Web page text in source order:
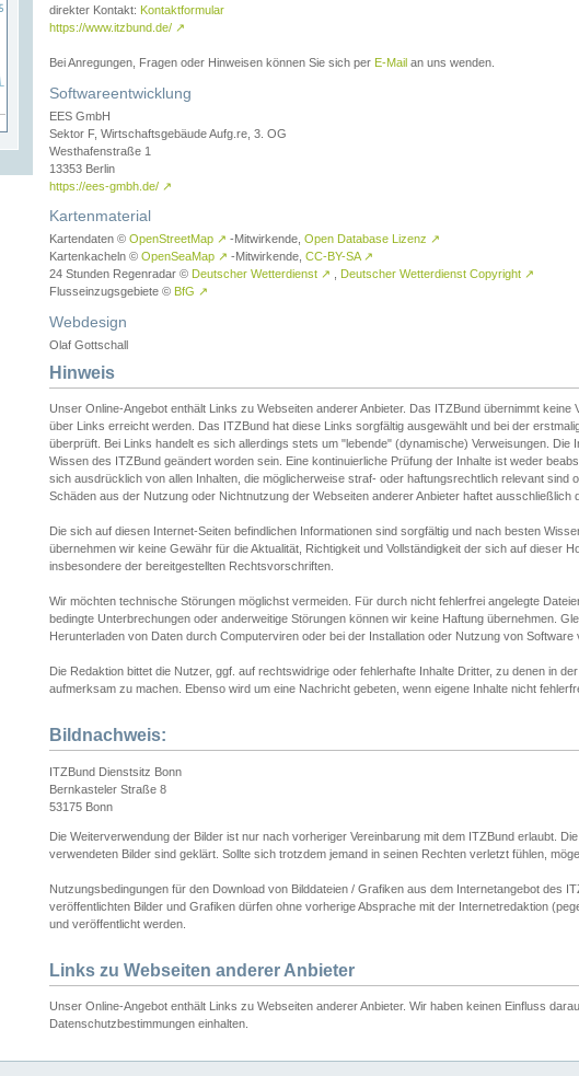
direkter Kontakt: Kontaktformular
https://www.itzbund.de/ ↗
Bei Anregungen, Fragen oder Hinweisen können Sie sich per E-Mail an uns wenden.
Softwareentwicklung
EES GmbH
Sektor F, Wirtschaftsgebäude Aufg.re, 3. OG
Westhafenstraße 1
13353 Berlin
https://ees-gmbh.de/ ↗
Kartenmaterial
Kartendaten © OpenStreetMap ↗ -Mitwirkende, Open Database Lizenz ↗
Kartenkacheln © OpenSeaMap ↗ -Mitwirkende, CC-BY-SA ↗
24 Stunden Regenradar © Deutscher Wetterdienst ↗ Deutscher Wetterdienst Copyright ↗
Flusseinzugsgebiete © BfG ↗
Webdesign
Olaf Gottschall
Hinweis
Unser Online-Angebot enthält Links zu Webseiten anderer Anbieter. Das ITZBund übernimmt keine
über Links erreicht werden. Das ITZBund hat diese Links sorgfältig ausgewählt und bei der
überprüft. Bei Links handelt es sich allerdings stets um "lebende" (dynamische) Verweisungen. Die
Wissen des ITZBund geändert worden sein. Eine kontinuierliche Prüfung der Inhalte ist weder
sich ausdrücklich von allen Inhalten, die möglicherweise straf- oder haftungsrechtlich relevant sind
Schäden aus der Nutzung oder Nichtnutzung der Webseiten anderer Anbieter haftet ausschließlich
Die sich auf diesen Internet-Seiten befindlichen Informationen sind sorgfältig und nach besten
übernehmen wir keine Gewähr für die Aktualität, Richtigkeit und Vollständigkeit der sich auf dieser
insbesondere der bereitgestellten Rechtsvorschriften.
Wir möchten technische Störungen möglichst vermeiden. Für durch nicht fehlerfrei angelegte
bedingte Unterbrechungen oder anderweitige Störungen können wir keine Haftung übernehmen.
Herunterladen von Daten durch Computerviren oder bei der Installation oder Nutzung von
Die Redaktion bittet die Nutzer, ggf. auf rechtswidrige oder fehlerhafte Inhalte Dritter, zu denen in
aufmerksam zu machen. Ebenso wird um eine Nachricht gebeten, wenn eigene Inhalte nicht
Bildnachweis:
ITZBund Dienstsitz Bonn
Bernkasteler Straße 8
53175 Bonn
Die Weiterverwendung der Bilder ist nur nach vorheriger Vereinbarung mit dem ITZBund erlaubt.
verwendeten Bilder sind geklärt. Sollte sich trotzdem jemand in seinen Rechten verletzt fühlen,
Nutzungsbedingungen für den Download von Bilddateien / Grafiken aus dem Internetangebot des
veröffentlichten Bilder und Grafiken dürfen ohne vorherige Absprache mit der Internetredaktion
und veröffentlicht werden.
Links zu Webseiten anderer Anbieter
Unser Online-Angebot enthält Links zu Webseiten anderer Anbieter. Wir haben keinen Einfluss
Datenschutzbestimmungen einhalten.